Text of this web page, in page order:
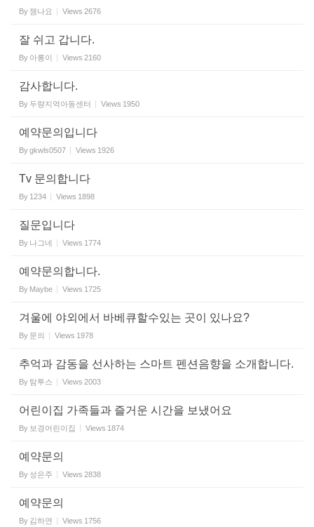
By 잼나요 Views 2676
잘 쉬고 갑니다.
By 아롱이 Views 2160
감사합니다.
By 두량지역아동센터 Views 1950
예약문의입니다
Bygkwls0507 Views 1926
Tv 문의합니다
By 1234 Views 1898
질문입니다
By 나그네 Views 1774
예약문의합니다.
By Maybe Views 1725
겨울에 야외에서 바베큐할수있는 곳이 있나요?
By 문의 Views 1978
추억과 감동을 선사하는 스마트 펜션음향을 소개합니다.
By 탐투스 Views 2003
어린이집 가족들과 즐거운 시간을 보냈어요
By 보경어린이집 Views 1874
예약문의
By 성은주 Views 2838
예약문의
By 김하연 Views 1756